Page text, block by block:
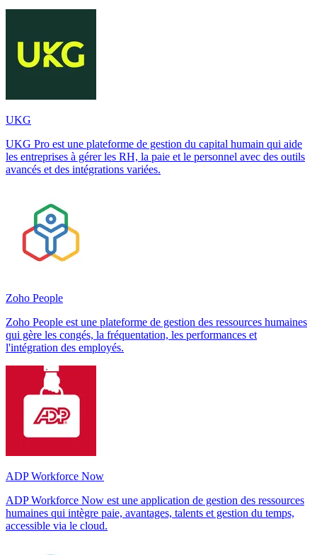
UKG
UKG Pro est une plateforme de gestion du capital humain qui aide
les entreprises à gérer les RH, la paie et le personnel avec des outils
avancés et des intégrations variées.
Zoho People
Zoho People est une plateforme de gestion des ressources humaines
qui gère les congés, la fréquentation, les performances et
l'intégration des employés.
ADP Workforce Now
ADP Workforce Now est une application de gestion des ressources
humaines qui intègre paie, avantages, talents et gestion du temps,
accessible via le cloud.